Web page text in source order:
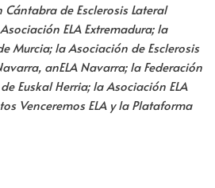
Cántabra de Esclerosis Lateral
ELA Extremadura; la
Murcia; la Asociación de Esclerosis
anELA Navarra; la Federación
Euskal Herria; la Asociación ELA
Venceremos ELA y la Plataforma